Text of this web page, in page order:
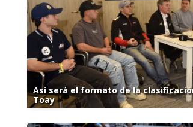
Así será el formato de la
Toay